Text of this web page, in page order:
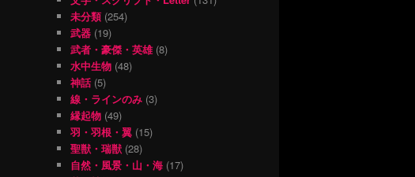
未分類(254)
武器 (19)
武者・豪傑・英雄(8)
水中生物 (48)
神話 (5)
線・ラインのみ (3)
縁起物 (49)
羽・羽根・翼 (15)
聖獣・瑞獣 (28)
自然・風景・山・海 (17)